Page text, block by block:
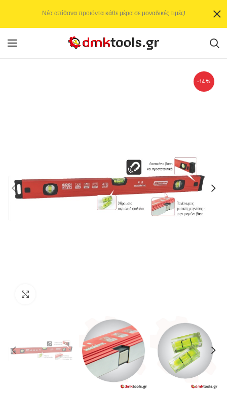
-14%
Νέα απίθανα προιόντα κάθε μέρα σε μοναδικές τιμές!